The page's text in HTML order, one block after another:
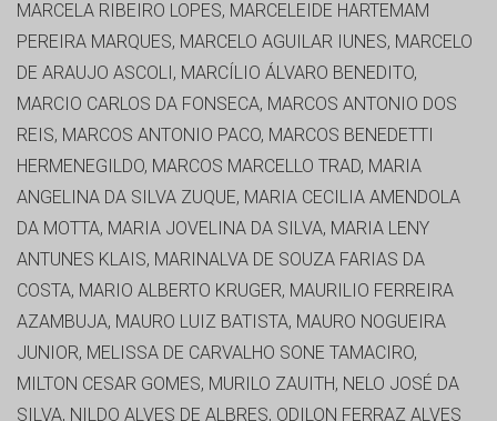
MARCELA RIBEIRO LOPES, MARCELEIDE HARTEMAM
PEREIRA MARQUES, MARCELO AGUILAR IUNES, MARCELO
DE ARAUJO ASCOLI, MARCÍLIO ÁLVARO BENEDITO,
MARCIO CARLOS DA FONSECA, MARCOS ANTONIO DOS
REIS, MARCOS ANTONIO PACO, MARCOS BENEDETTI
HERMENEGILDO, MARCOS MARCELLO TRAD, MARIA
ANGELINA DA SILVA ZUQUE, MARIA CECILIA AMENDOLA
DA MOTTA, MARIA JOVELINA DA SILVA, MARIA LENY
ANTUNES KLAIS, MARINALVA DE SOUZA FARIAS DA
COSTA, MARIO ALBERTO KRUGER, MAURILIO FERREIRA
AZAMBUJA, MAURO LUIZ BATISTA, MAURO NOGUEIRA
JUNIOR, MELISSA DE CARVALHO SONE TAMACIRO,
MILTON CESAR GOMES, MURILO ZAUITH, NELO JOSÉ DA
SILVA, NILDO ALVES DE ALBRES, ODILON FERRAZ ALVES